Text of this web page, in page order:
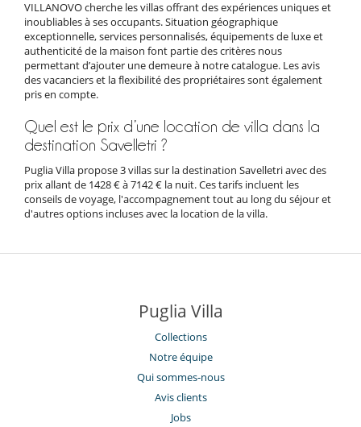
VILLANOVO cherche les villas offrant des expériences uniques et
inoubliables à ses occupants. Situation géographique
exceptionnelle, services personnalisés, équipements de luxe et
authenticité de la maison font partie des critères nous
permettant d’ajouter une demeure à notre catalogue. Les avis
des vacanciers et la flexibilité des propriétaires sont également
pris en compte.
Quel est le prix d’une location de villa dans la
destination Savelletri ?
Puglia Villa propose 3 villas sur la destination Savelletri avec des
prix allant de 1428 € à 7142 € la nuit. Ces tarifs incluent les
conseils de voyage, l'accompagnement tout au long du séjour et
d'autres options incluses avec la location de la villa.
Puglia Villa
Collections
Notre équipe
Qui sommes-nous
Avis clients
Jobs